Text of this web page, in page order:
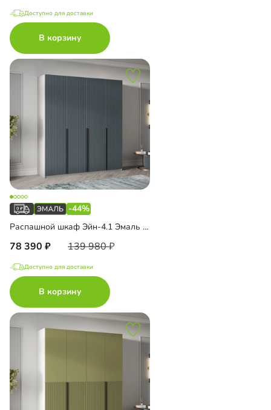
Доступно для доставки
В корзину
-44%
Распашной шкаф Эйн-4.1 Эмаль Декор 2
78 390 139 980
Доступно для доставки
В корзину